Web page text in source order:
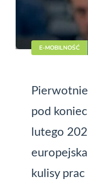
E-MOBILNOŚĆ
pod
lutego
kulisy